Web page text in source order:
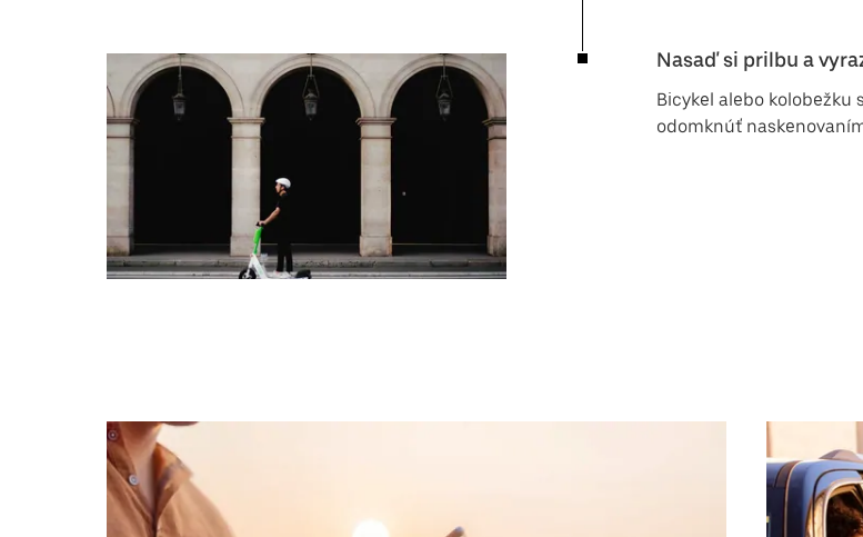
Nasaď si prilbu a
Bicykel alebo kolobežku
odomknúť